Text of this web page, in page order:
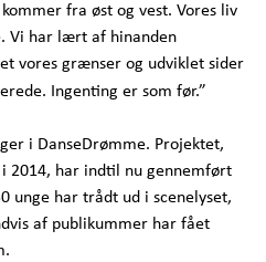
fra øst og vest. Vores liv
Vi har lært af hinanden
vores grænser og udviklet sider
Ingenting er som før.”
i DanseDrømme. Projektet,
2014, har indtil nu gennemført
unge har trådt ud i scenelyset,
af publikummer har fået